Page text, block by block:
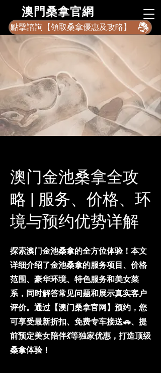
​澳門桑拿官網
點擊諮詢【領取桑拿優惠及攻略】
澳门金池桑拿全攻
略 | 服务、价格、环
境与预约优势详解
探索澳门金池桑拿的全方位体验！本文
详细介绍了金池桑拿的服务项目、价格
范围、豪华环境、特色服务和美女菜
系，同时解答常见问题和展示真实客户
评价。通过【澳门桑拿官网】预约，您
可享受最新折扣、免费专车接送🚗、提
前预定美女陪伴💃等独家优惠，打造顶级
桑拿体验！